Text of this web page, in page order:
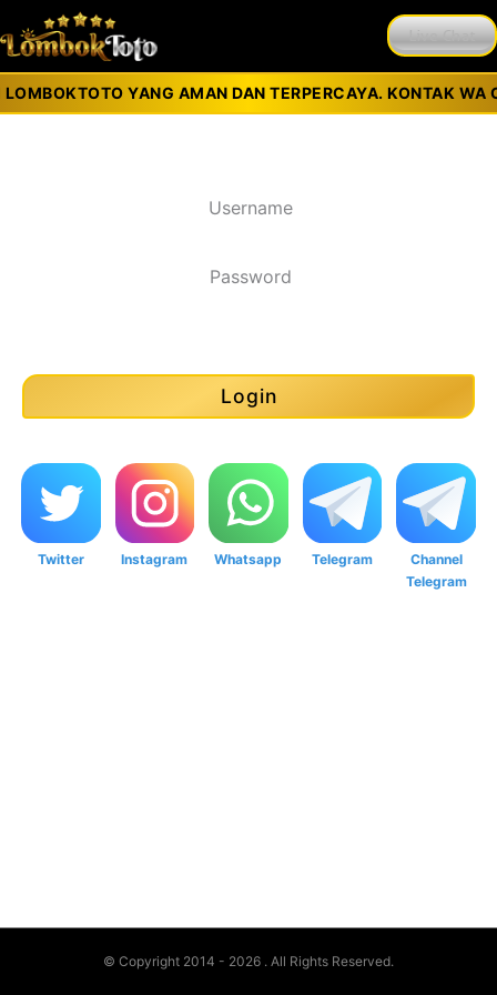
Live Chat
YANG AMAN DAN TERPERCAYA. KONTAK
Login
Twitter Instagram Whatsapp Telegram
Channel
Telegram
© Copyright 2014 - 2026 . All Rights Reserved.